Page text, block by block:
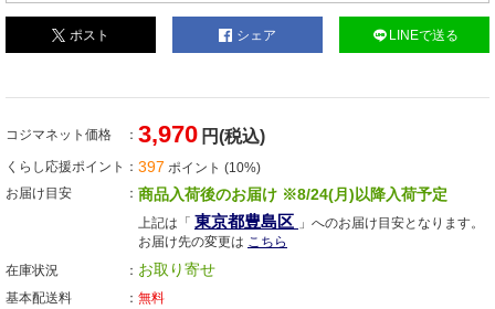
ポスト シェア LINEで送る
コジマネット価格 3,970 円(税込)
くらし応援ポイント 397 ポイント (10%)
お届け目安
商品入荷後のお届け ※8/24(月)以降入荷予定
上記は「 東京都豊島区 」へのお届け目安となります。
お届け先の変更は こちら
在庫状況
お取り寄せ
基本配送料
無料